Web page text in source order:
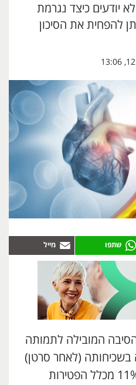
יודעים כיצד נגרמת
להפחית את הסיכון
המובילה לתמותה
בשכיחותה (לאחר סרטן)
בישראל. בשנת 2011, 11% מכלל הפטירות